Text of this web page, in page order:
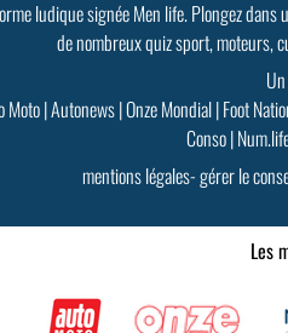
ludique signée Men life. Plongez
de nombreux quiz sport, moteurs,
Moto|Autonews|Onze Mondial|Foot
Conso|
mentions légales-gérer le
Les